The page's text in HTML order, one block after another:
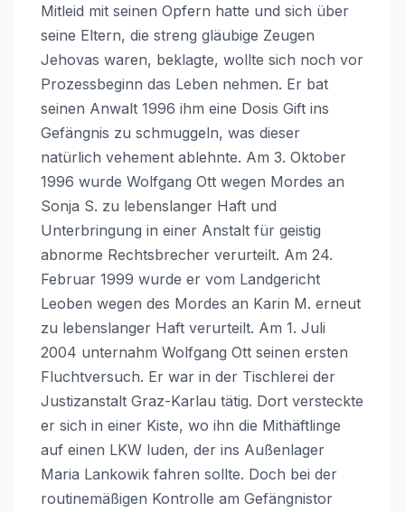
Mitleid mit seinen Opfern hatte und sich über
seine Eltern, die streng gläubige Zeugen
Jehovas waren, beklagte, wollte sich noch vor
Prozessbeginn das Leben nehmen. Er bat
seinen Anwalt 1996 ihm eine Dosis Gift ins
Gefängnis zu schmuggeln, was dieser
natürlich vehement ablehnte. Am 3. Oktober
1996 wurde Wolfgang Ott wegen Mordes an
Sonja S. zu lebenslanger Haft und
Unterbringung in einer Anstalt für geistig
abnorme Rechtsbrecher verurteilt. Am 24.
Februar 1999 wurde er vom Landgericht
Leoben wegen des Mordes an Karin M. erneut
zu lebenslanger Haft verurteilt. Am 1. Juli
2004 unternahm Wolfgang Ott seinen ersten
Fluchtversuch. Er war in der Tischlerei der
Justizanstalt Graz-Karlau tätig. Dort versteckte
er sich in einer Kiste, wo ihn die Mithäftlinge
auf einen LKW luden, der ins Außenlager
Maria Lankowik fahren sollte. Doch bei der
routinemäßigen Kontrolle am Gefängnistor